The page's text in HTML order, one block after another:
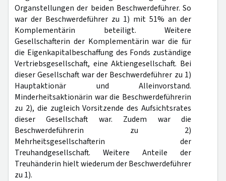
Organstellungen der beiden Beschwerdeführer. So
war der Beschwerdeführer zu 1) mit 51% an der
Komplementärin beteiligt. Weitere
Gesellschafterin der Komplementärin war die für
die Eigenkapitalbeschaffung des Fonds zuständige
Vertriebsgesellschaft, eine Aktiengesellschaft. Bei
dieser Gesellschaft war der Beschwerdeführer zu 1)
Hauptaktionär und Alleinvorstand.
Minderheitsaktionärin war die Beschwerdeführerin
zu 2), die zugleich Vorsitzende des Aufsichtsrates
dieser Gesellschaft war. Zudem war die
Beschwerdeführerin zu 2)
Mehrheitsgesellschafterin der
Treuhandgesellschaft. Weitere Anteile der
Treuhänderin hielt wiederum der Beschwerdeführer
zu 1).